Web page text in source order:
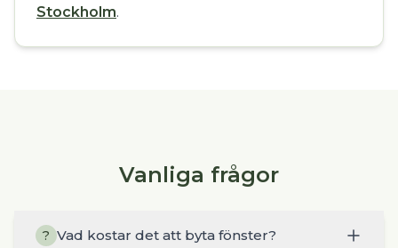
Stockholm.
Vanliga frågor
? Vad kostar det att byta fönster?